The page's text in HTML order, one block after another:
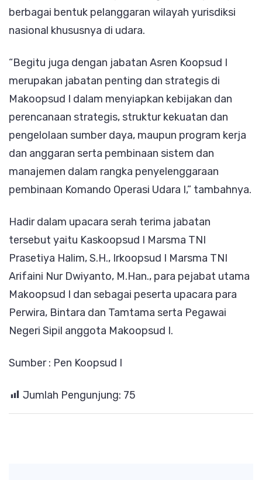
berbagai bentuk pelanggaran wilayah yurisdiksi
nasional khususnya di udara.
“Begitu juga dengan jabatan Asren Koopsud I
merupakan jabatan penting dan strategis di
Makoopsud I dalam menyiapkan kebijakan dan
perencanaan strategis, struktur kekuatan dan
pengelolaan sumber daya, maupun program kerja
dan anggaran serta pembinaan sistem dan
manajemen dalam rangka penyelenggaraan
pembinaan Komando Operasi Udara I,” tambahnya.
Hadir dalam upacara serah terima jabatan
tersebut yaitu Kaskoopsud I Marsma TNI
Prasetiya Halim, S.H., Irkoopsud I Marsma TNI
Arifaini Nur Dwiyanto, M.Han., para pejabat utama
Makoopsud I dan sebagai peserta upacara para
Perwira, Bintara dan Tamtama serta Pegawai
Negeri Sipil anggota Makoopsud I.
Sumber : Pen Koopsud I
Jumlah Pengunjung: 75